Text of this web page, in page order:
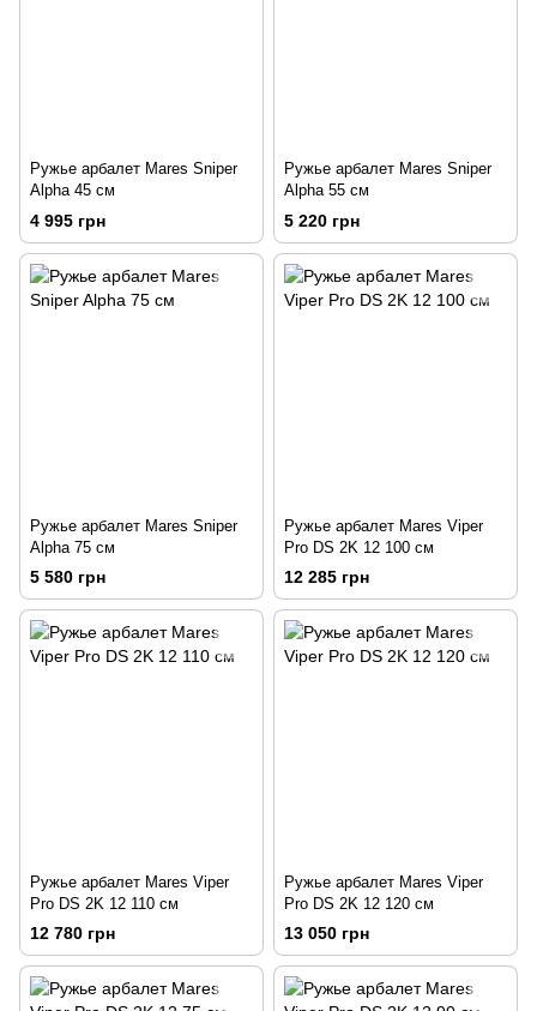
Ружье арбалет Mares Sniper
Alpha 45 см
4 995 грн
Ружье арбалет Mares Sniper
Alpha 55 см
5 220 грн
Ружье арбалет Mares Sniper
Alpha 75 см
5 580 грн
Ружье арбалет Mares Viper
Pro DS 2K 12 100 см
12 285 грн
Ружье арбалет Mares Viper
Pro DS 2K 12 110 см
12 780 грн
Ружье арбалет Mares Viper
Pro DS 2K 12 120 см
13 050 грн